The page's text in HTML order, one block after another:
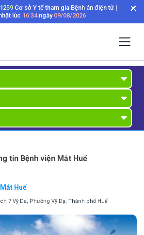
1259Cơ sở Y tế tham gia Bệnh án điện tử |
lúc 16:34ngày 09/08/2026
tin Bệnh viện Mắt Huế
Huế
7 Vỹ Dạ, Phường Vỹ Dạ, Thành phố Huế